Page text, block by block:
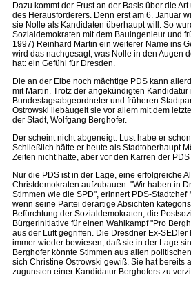
Dazu kommt der Frust an der Basis über die
des Herausforderers. Denn erst am 6. Januar
sie Nolle als Kandidaten überhaupt will. So
Sozialdemokraten mit dem Bauingenieur und
1997) Reinhard Martin ein weiterer Name ins
wird das nachgesagt, was Nolle in den Augen
hat: ein Gefühl für Dresden.
Die an der Elbe noch mächtige PDS kann
mit Martin. Trotz der angekündigten Kandidatur
Bundestagsabgeordneter und früheren
Ostrowski liebäugelt sie vor allem mit dem
der Stadt, Wolfgang Berghofer.
Der scheint nicht abgeneigt. Lust habe er
Schließlich hätte er heute als Stadtoberhaupt
Zeiten nicht hatte, aber vor den Karren der
Nur die PDS ist in der Lage, eine erfolgreiche
Christdemokraten aufzubauen. "Wir haben in
Stimmen wie die SPD", erinnert PDS-Stadtchef
wenn seine Partei derartige Absichten
Befürchtung der Sozialdemokraten, die
Bürgerinitiative für einen Wahlkampf "Pro
aus der Luft gegriffen. Die Dresdner Ex-
immer wieder bewiesen, daß sie in der Lage
Berghofer könnte Stimmen aus allen
sich Christine Ostrowski gewiß. Sie hat bereits
zugunsten einer Kandidatur Berghofers zu